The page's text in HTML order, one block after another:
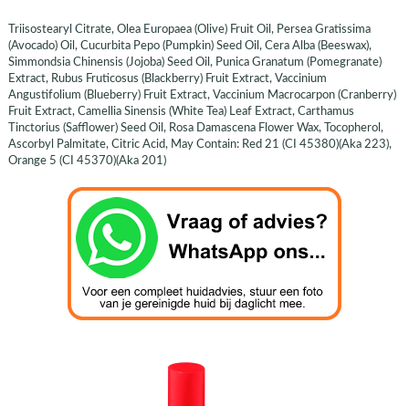
Triisostearyl Citrate, Olea Europaea (Olive) Fruit Oil, Persea Gratissima
(Avocado) Oil, Cucurbita Pepo (Pumpkin) Seed Oil, Cera Alba (Beeswax),
Simmondsia Chinensis (Jojoba) Seed Oil, Punica Granatum (Pomegranate)
Extract, Rubus Fruticosus (Blackberry) Fruit Extract, Vaccinium
Angustifolium (Blueberry) Fruit Extract, Vaccinium Macrocarpon (Cranberry)
Fruit Extract, Camellia Sinensis (White Tea) Leaf Extract, Carthamus
Tinctorius (Safflower) Seed Oil, Rosa Damascena Flower Wax, Tocopherol,
Ascorbyl Palmitate, Citric Acid, May Contain: Red 21 (CI 45380)(Aka 223),
Orange 5 (CI 45370)(Aka 201)